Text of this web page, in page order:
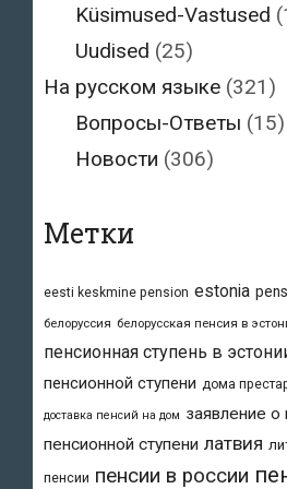
Küsimused-Vastused
Uudised (25)
На русском языке (321)
Вопросы-Ответы (15)
Новости (306)
Метки
eesti keskmine pension estonia
белоруссия белорусская пенсия в
пенсионная ступень в
пенсионной ступени дома
доставка пенсий на дом заявление
пенсионной ступени латвия
пенсии пенсии в россии